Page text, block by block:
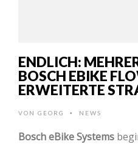
ENDLICH:
BOSCH EBIKE
ERWEITERTE
VON GEORG • NEWS
Bosch eBike Systems